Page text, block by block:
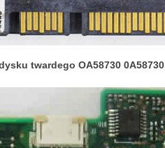
twardego OA58730 0A58730